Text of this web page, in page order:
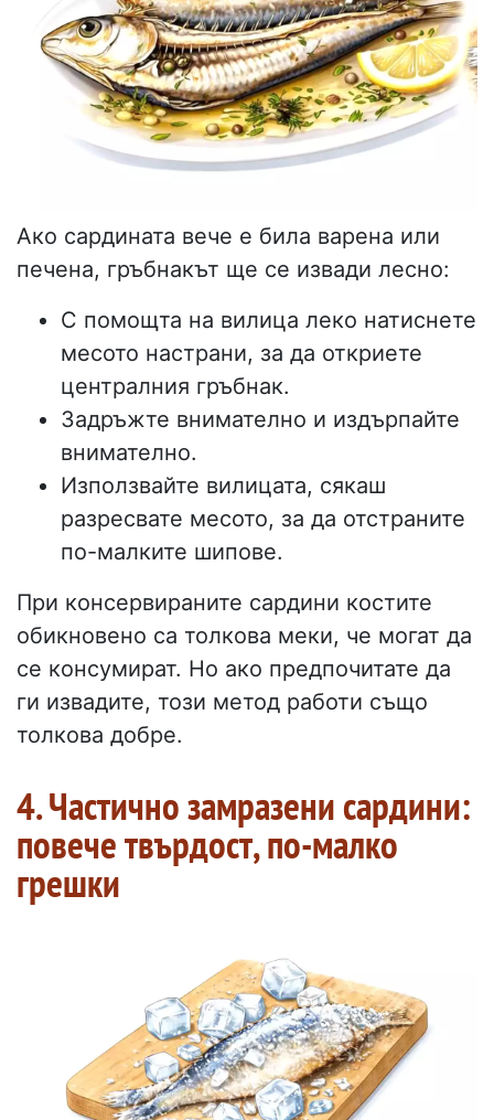
Ако сардината вече е била варена или
печена, гръбнакът ще се извади лесно:
С помощта на вилица леко натиснете
месото настрани, за да откриете
централния гръбнак.
Задръжте внимателно и издърпайте
внимателно.
Използвайте вилицата, сякаш
разресвате месото, за да отстраните
по-малките шипове.
При консервираните сардини костите
обикновено са толкова меки, че могат да
се консумират. Но ако предпочитате да
ги извадите, този метод работи също
толкова добре.
4. Частично замразени сардини:
повече твърдост, по-малко
грешки